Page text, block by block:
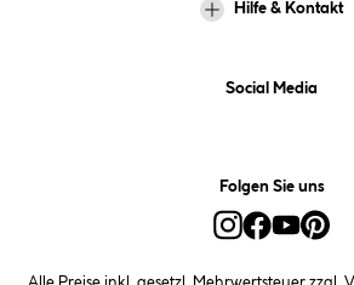
Hilfe & Kontakt
Social Media
Folgen Sie uns